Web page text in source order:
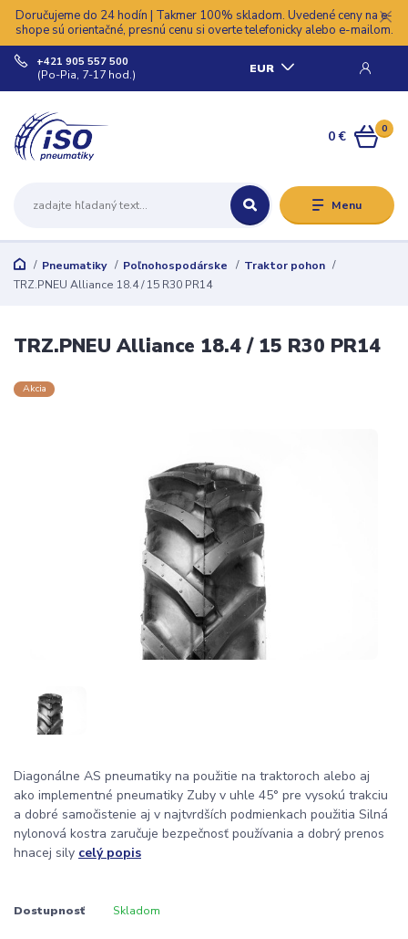
Doručujeme do 24 hodín | Takmer 100% skladom. Uvedené ceny na e-
shope sú orientačné, presnú cenu si overte telefonicky alebo e-mailom.
Menu
EUR
+421 905 557 500
(Po-Pia, 7-17 hod.)
0
0 €
Pneumatiky Poľnohospodárske
Traktor pohon
TRZ.PNEU Alliance 18.4 / 15 R30 PR14
TRZ.PNEU Alliance 18.4 / 15 R30 PR14
Akcia
Diagonálne AS pneumatiky na použitie na traktoroch alebo aj
ako implementné pneumatiky Zuby v uhle 45° pre vysokú trakciu
a dobré samočistenie aj v najtvrdších podmienkach použitia Silná
nylonová kostra zaručuje bezpečnosť používania a dobrý prenos
hnacej sily celý popis
Dostupnosť Skladom